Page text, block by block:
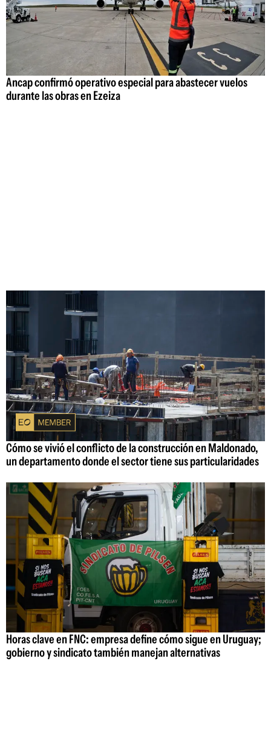
Ancap confirmó operativo especial para abastecer vuelos
durante las obras en Ezeiza
Cómo se vivió el conflicto de la construcción en Maldonado,
un departamento donde el sector tiene sus particularidades
Horas clave en FNC: empresa define cómo sigue en Uruguay;
gobierno y sindicato también manejan alternativas